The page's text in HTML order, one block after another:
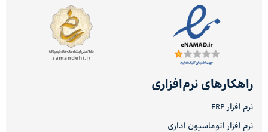
راهکارهای نرم‌افزاری
نرم افزار ERP
نرم افزار اتوماسیون اداری